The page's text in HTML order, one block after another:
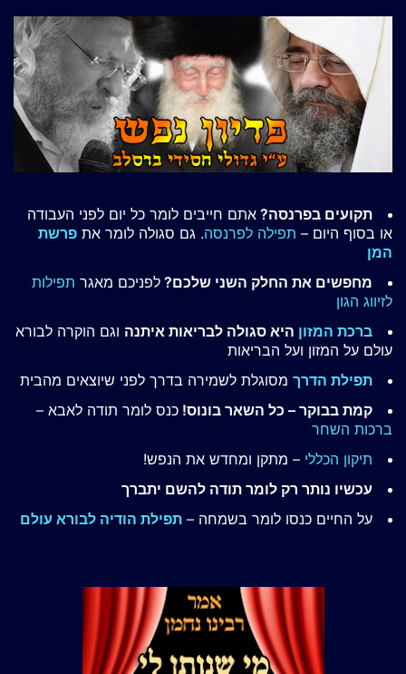
תקועים בפרנסה? אתם חייבים לומר כל יום לפני העבודה
או בסוף היום – תפילה לפרנסה. גם סגולה לומר את פרשת
המן
מחפשים את החלק השני שלכם? לפניכם מאגר תפילות
לזיווג הגון
ברכת המזון היא סגולה לבריאות איתנה וגם הוקרה לבורא
עולם על המזון ועל הבריאות
תפילת הדרך מסוגלת לשמירה בדרך לפני שיוצאים מהבית
קמת בבוקר – כל השאר בונוס! כנס לומר תודה לאבא –
ברכות השחר
תיקון הכללי – מתקן ומחדש את הנפש!
עכשיו נותר רק לומר תודה להשם יתברך
על החיים כנסו לומר בשמחה – תפילת הודיה לבורא עולם